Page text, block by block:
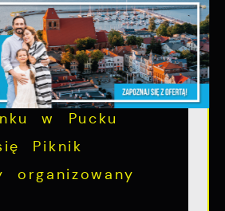
- zyskujesz,
budujesz"
12 lipca, na
w Pucku
Piknik
organizowany